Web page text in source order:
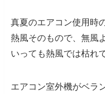
真夏のエアコン使用時
熱風そのもので、無風
いっても熱風では枯れ
エアコン室外機がベラ